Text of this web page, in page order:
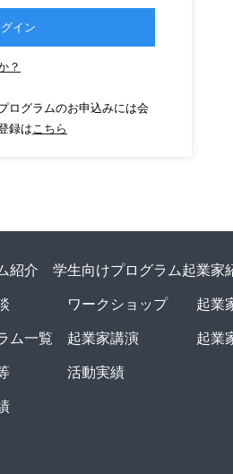
イン
？
ログラムのお申込みには会
録は こちら
紹介
ム一覧
学生向けプログラム
ワークショップ
起業家講演
活動実績
起業家
起業
起業